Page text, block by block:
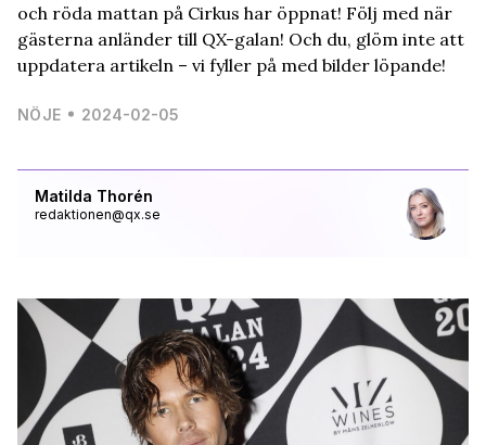
Matilda Thorén
redaktionen@qx.se
och röda mattan på Cirkus har öppnat! Följ med när
gästerna anländer till QX-galan! Och du, glöm inte att
uppdatera artikeln – vi fyller på med bilder löpande!
NÖJE 2024-02-05